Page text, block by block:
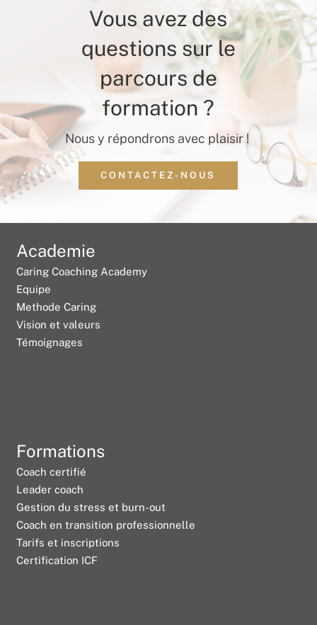
Vous avez des
questions sur le
parcours de
formation ?
Nous y répondrons avec plaisir !
CONTACTEZ-NOUS
Academie
Caring Coaching Academy
Equipe
Methode Caring
Vision et valeurs
Témoignages
Formations
Coach certifié
Leader coach
Gestion du stress et burn-out
Coach en transition professionnelle
Tarifs et inscriptions
Certification ICF